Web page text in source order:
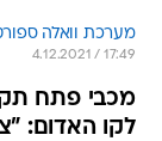
מערכת וואלה
4.12.2021 / 17:49
מכבי פתח
לקו האדום: